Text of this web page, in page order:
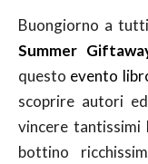
Buongiorno a
Summer
questo evento
scoprire autori
vincere tantissimi
bottino